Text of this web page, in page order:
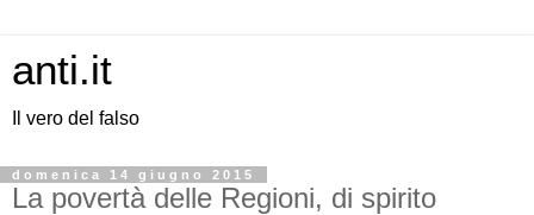
anti.it
Il vero del falso
domenica 14 giugno 2015
La povertà delle Regioni, di spirito